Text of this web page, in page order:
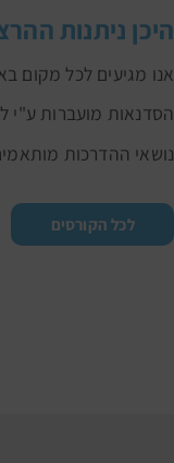
היכן ניתנות
אנו מגיעים לכל מקום
הסדנאות מועברות ע"י
נושאי ההדרכות
לכל הקורסים